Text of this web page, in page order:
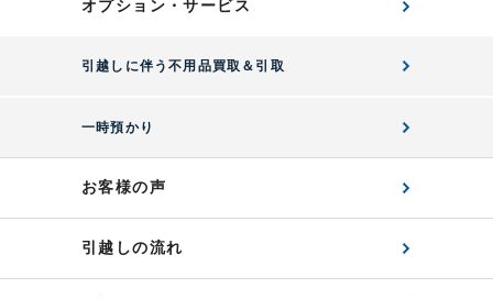
オプション・サービス
引越しに伴う不用品買取＆引取
一時預かり
お客様の声
引越しの流れ